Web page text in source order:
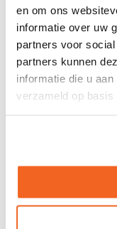
en om ons
informatie over uw
partners voor
partners kunnen
informatie die u
verzameld op basis
Voor zowel
Professionele
-
Kunststof roldeur
legbord -